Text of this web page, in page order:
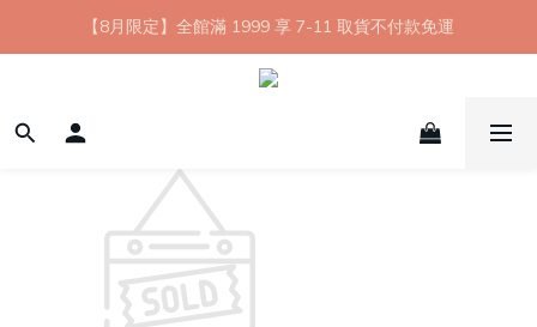
【8月限定】全館滿 1999 享 7-11 取貨不付款免運
【8月限定】全館滿 1999 享 7-11 取貨不付款免運
七夕情人節💘任選 A+B 限時優惠 $1314 元
新會員首購 7-11 店到店免運 點我成為HYPHY Girl
【8月限定】全館滿 1999 享 7-11 取貨不付款免運